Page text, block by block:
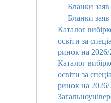
Бланки
Бланки заяв
Каталог
освіти за
ринок на 2026/
Каталог
освіти за
ринок на 2026/